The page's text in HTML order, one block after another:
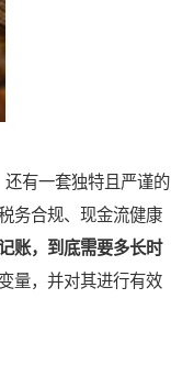
有一套独特且严谨的
务合规、现金流健康
账，到底需要多长时
量，并对其进行有效